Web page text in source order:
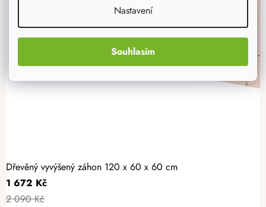
Nastavení
Souhlasím
Dřevěný vyvýšený záhon 120 x 60 x 60 cm
1 672 Kč
2 090 Kč